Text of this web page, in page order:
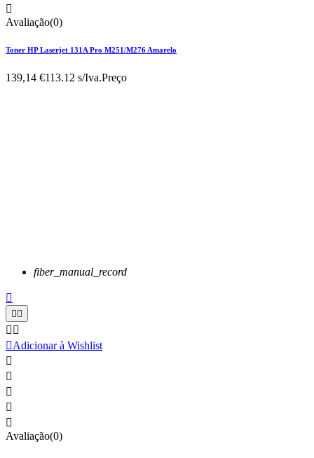

Avaliação(0)
Toner HP Laserjet 131A Pro M251/M276 Amarelo
139,14 €113.12 s/Iva.Preço
fiber_manual_record

 
 
Adicionar à Wishlist





Avaliação(0)